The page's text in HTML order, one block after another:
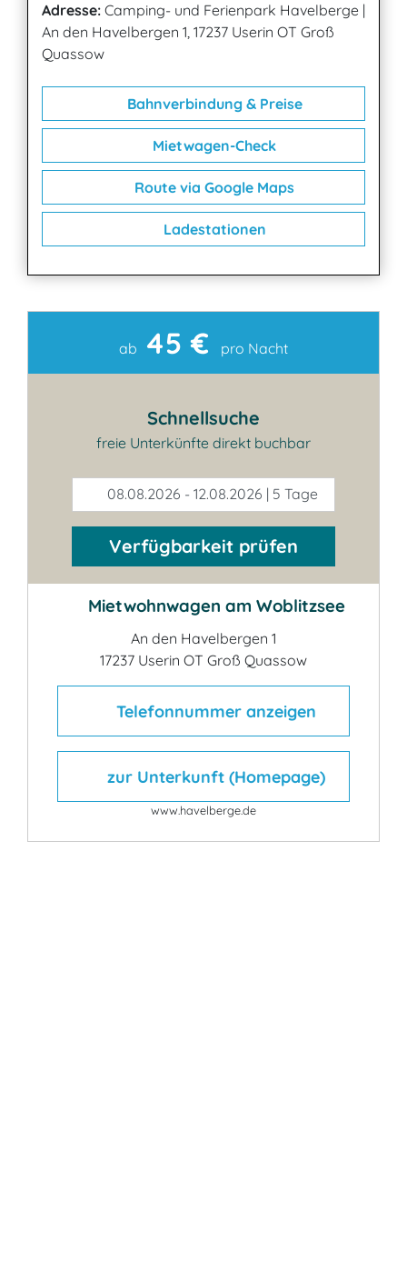
Adresse: Camping- und Ferienpark Havelberge |
An den Havelbergen 1, 17237 Userin OT Groß
Quassow
Bahnverbindung & Preise
Mietwagen-Check
Route via Google Maps
Ladestationen
Kontakt
ab 45 € pro Nacht
Schnellsuche
freie Unterkünfte direkt buchbar
08.08.2026 - 12.08.2026 | 5 Tage
Verfügbarkeit prüfen
Mietwohnwagen am Woblitzsee
An den Havelbergen 1
17237 Userin OT Groß Quassow
Telefonnummer anzeigen
zur Unterkunft (Homepage)
www.havelberge.de